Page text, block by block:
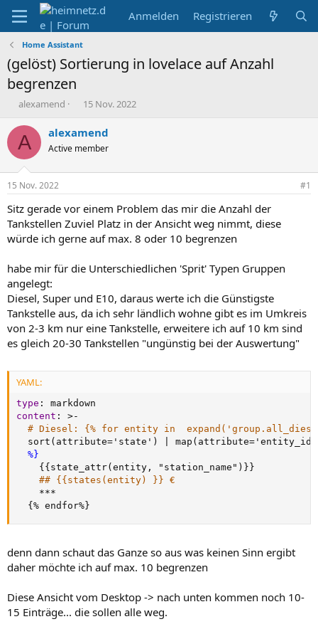
Anmelden Registrieren
Home Assistant
(gelöst) Sortierung in lovelace auf Anzahl
begrenzen
E
s
t
e
r
alexamend
E
s
e
t
a
m
15 Nov. 2022
A alexamend
Active member
15 Nov. 2022 #1
Sitz gerade vor einem Problem das mir die Anzahl der
Tankstellen Zuviel Platz in der Ansicht weg nimmt, diese
würde ich gerne auf max. 8 oder 10 begrenzen
habe mir für die Unterschiedlichen 'Sprit' Typen Gruppen
angelegt:
Diesel, Super und E10, daraus werte ich die Günstigste
Tankstelle aus, da ich sehr ländlich wohne gibt es im Umkreis
von 2-3 km nur eine Tankstelle, erweitere ich auf 10 km sind
es gleich 20-30 Tankstellen "ungünstig bei der Auswertung"
YAML:
type :
content : >-
# Diesel: {% for entity in
  sort(attribute='state')
%}
{ { state_attr(entity , "station_name") } }
## {{states(entity) }} €
    ***
{ % endfor% }
denn dann schaut das Ganze so aus was keinen Sinn ergibt
daher möchte ich auf max. 10 begrenzen
Diese Ansicht vom Desktop -> nach unten kommen noch 10-
15 Einträge... die sollen alle weg.